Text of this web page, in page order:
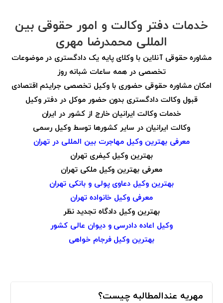
خدمات دفتر وکالت و امور حقوقی بین
المللی محمدرضا مهری
مشاوره حقوقی آنلاین با وکلای پایه یک دادگستری در موضوعات
تخصصی در همه ساعات شبانه روز
امکان مشاوره حقوقی حضوری با وکیل تخصصی جرایئم اقتصادی
قبول وکالت دادگستری بدون حضور موکل در دفتر وکیل
خدمات وکالت ایرانیان خارج از کشور در ایران
وکالت ایرانیان در سایر کشورها توسط وکیل رسمی
معرفی بهترین وکیل مهاجرت بین المللی در تهران
بهترین وکیل کیفری تهران
معرفی بهترین وکیل ملکی تهران
بهترین وکیل دعاوی پولی و بانکی تهران
معرفی وکیل خانواده تهران
بهترین وکیل دادگاه تجدید نظر
وکیل اعاده دادرسی و دیوان عالی کشور
بهترین وکیل فرجام خواهی
مهریه عندالمطالبه چیست؟